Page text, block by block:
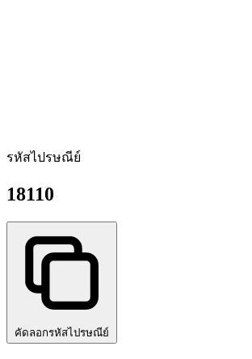
รหัสไปรษณีย์
18110
คัดลอกรหัสไปรษณีย์